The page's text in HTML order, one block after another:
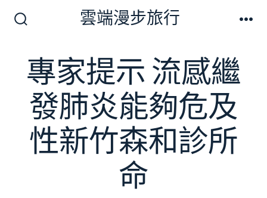
切
換
開
關
雲端漫步旅行
專家提示 流感繼
發肺炎能夠危及
性新竹森和診所
命